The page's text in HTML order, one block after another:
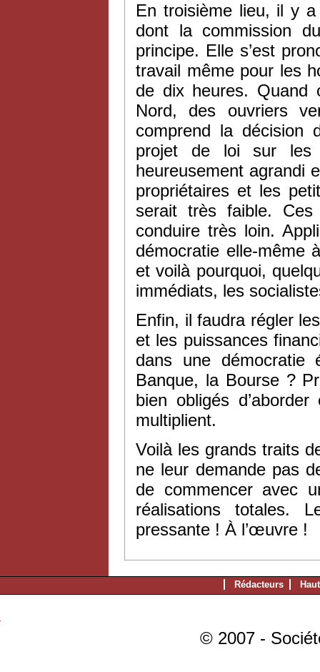
En troisième lieu, il y
dont la commission
principe. Elle s’est
travail même pour les
de dix heures. Quand
Nord, des ouvriers
comprend la décision
projet de loi sur les
heureusement agrandi
propriétaires et les
serait très faible.
conduire très loin.
démocratie elle-même
et voilà pourquoi,
immédiats, les
Enfin, il faudra régler
et les puissances
dans une
Banque, la Bourse ?
bien obligés
multiplient.
Voilà les grands traits
ne leur demande pas
de commencer avec
réalisations totales.
pressante ! À l’œuvre !
Rédacteurs
© 2007 -